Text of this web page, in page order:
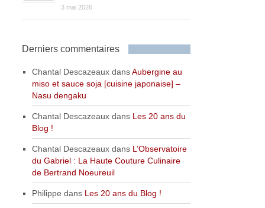
3 mai 2026
Derniers commentaires
Chantal Descazeaux dansAubergine au
miso et sauce soja [cuisine japonaise] –
Nasu dengaku
Chantal Descazeaux dans Les 20 ans du
Blog !
Chantal Descazeaux dans L’Observatoire
du Gabriel : La Haute Couture Culinaire
de Bertrand Noeureuil
Philippe dans Les 20 ans du Blog !